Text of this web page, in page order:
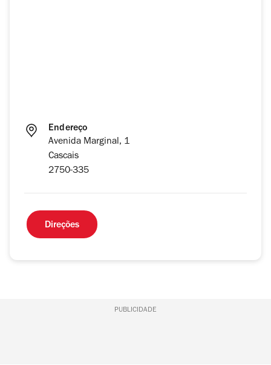
Endereço
Avenida Marginal, 1
Cascais
2750-335
Direções
PUBLICIDADE